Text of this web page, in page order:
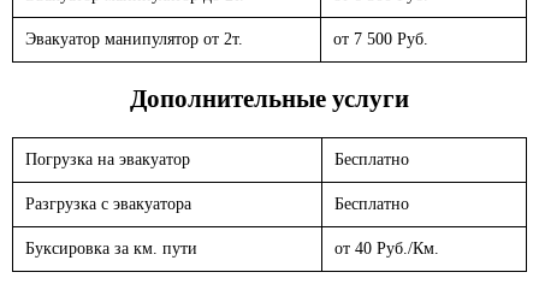
Эвакуатор манипулятор от 2т. от 7 500 Руб.
Дополнительные услуги
Погрузка на эвакуатор Бесплатно
Разгрузка с эвакуатора Бесплатно
Буксировка за км. пути от 40 Руб./Км.